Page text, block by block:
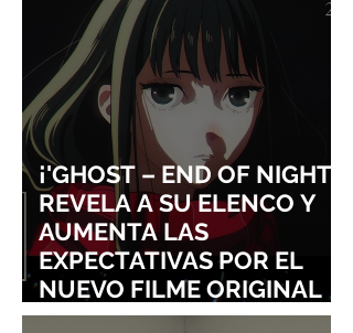
¡'GHOST – END OF NIGHT'
REVELA A SU ELENCO Y
AUMENTA LAS
EXPECTATIVAS POR EL
NUEVO FILME ORIGINAL
DE SHINGO NATSUME!